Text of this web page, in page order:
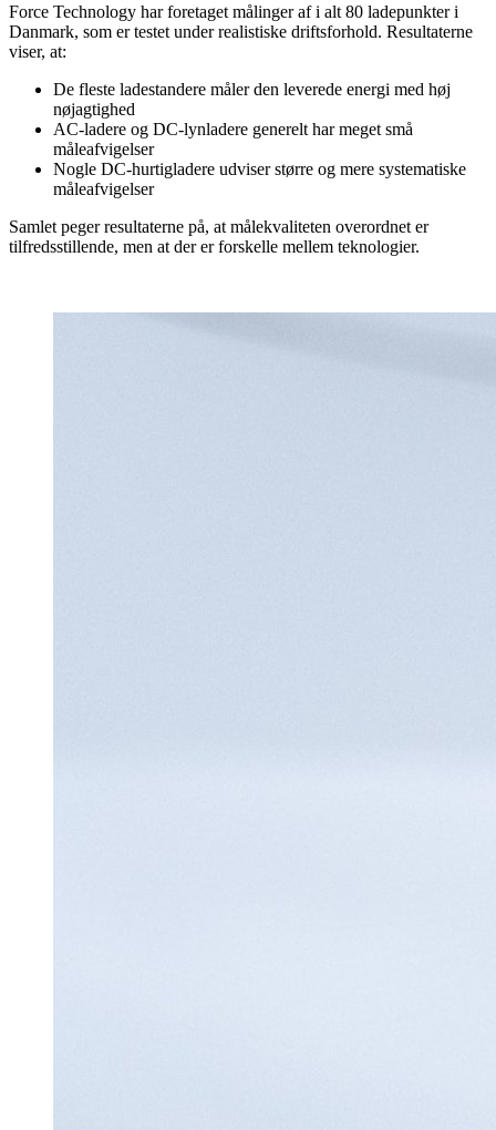
Force Technology har foretaget målinger af i alt 80 ladepunkter i
Danmark, som er testet under realistiske driftsforhold. Resultaterne
viser, at:
De fleste ladestandere måler den leverede energi med høj
nøjagtighed
AC-ladere og DC-lynladere generelt har meget små
måleafvigelser
Nogle DC-hurtigladere udviser større og mere systematiske
måleafvigelser
Samlet peger resultaterne på, at målekvaliteten overordnet er
tilfredsstillende, men at der er forskelle mellem teknologier.